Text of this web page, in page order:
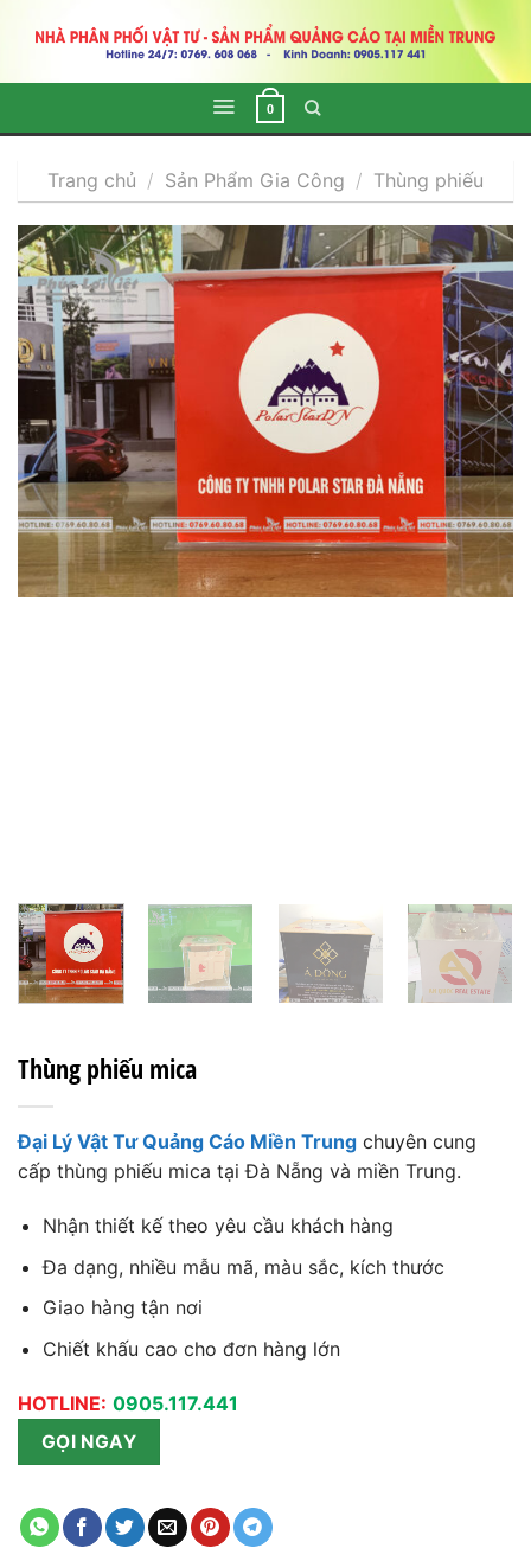
0
Trang chủ / Sản Phẩm Gia Công / Thùng phiếu
Thùng phiếu mica
Đại Lý Vật Tư Quảng Cáo Miền Trung chuyên cung
cấp thùng phiếu mica tại Đà Nẵng và miền Trung.
Nhận thiết kế theo yêu cầu khách hàng
Đa dạng, nhiều mẫu mã, màu sắc, kích thước
Giao hàng tận nơi
Chiết khấu cao cho đơn hàng lớn
HOTLINE: 0905.117.441
GỌI NGAY